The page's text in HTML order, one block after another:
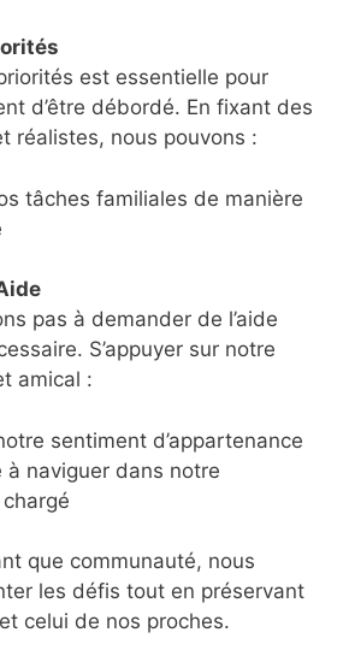
est essentielle pour
d’être débordé. En fixant des
réalistes, nous pouvons :
tâches familiales de manière
pas à demander de l’aide
S’appuyer sur notre
amical :
sentiment d’appartenance
à naviguer dans notre
que communauté, nous
les défis tout en préservant
celui de nos proches.